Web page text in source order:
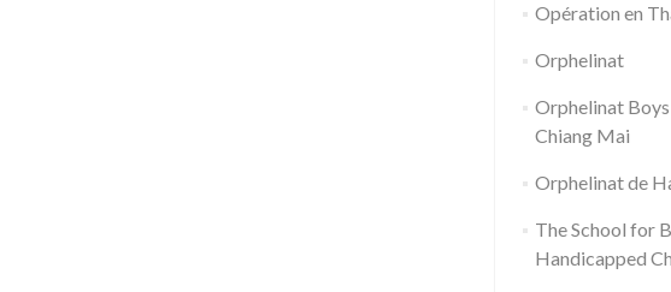
Opération en
Orphelinat
Orphelinat
Chiang Mai
Orphelinat de
The School for
Handicapped